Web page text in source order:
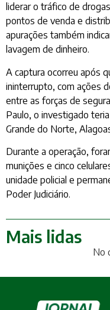
liderar o tráfico de
pontos de venda e
apurações também
lavagem de dinheiro.
A captura ocorreu após
ininterrupto, com ações
entre as forças de
Paulo, o investigado
Grande do Norte,
Durante a operação,
munições e cinco
unidade policial e
Poder Judiciário.
Mais lidas
No